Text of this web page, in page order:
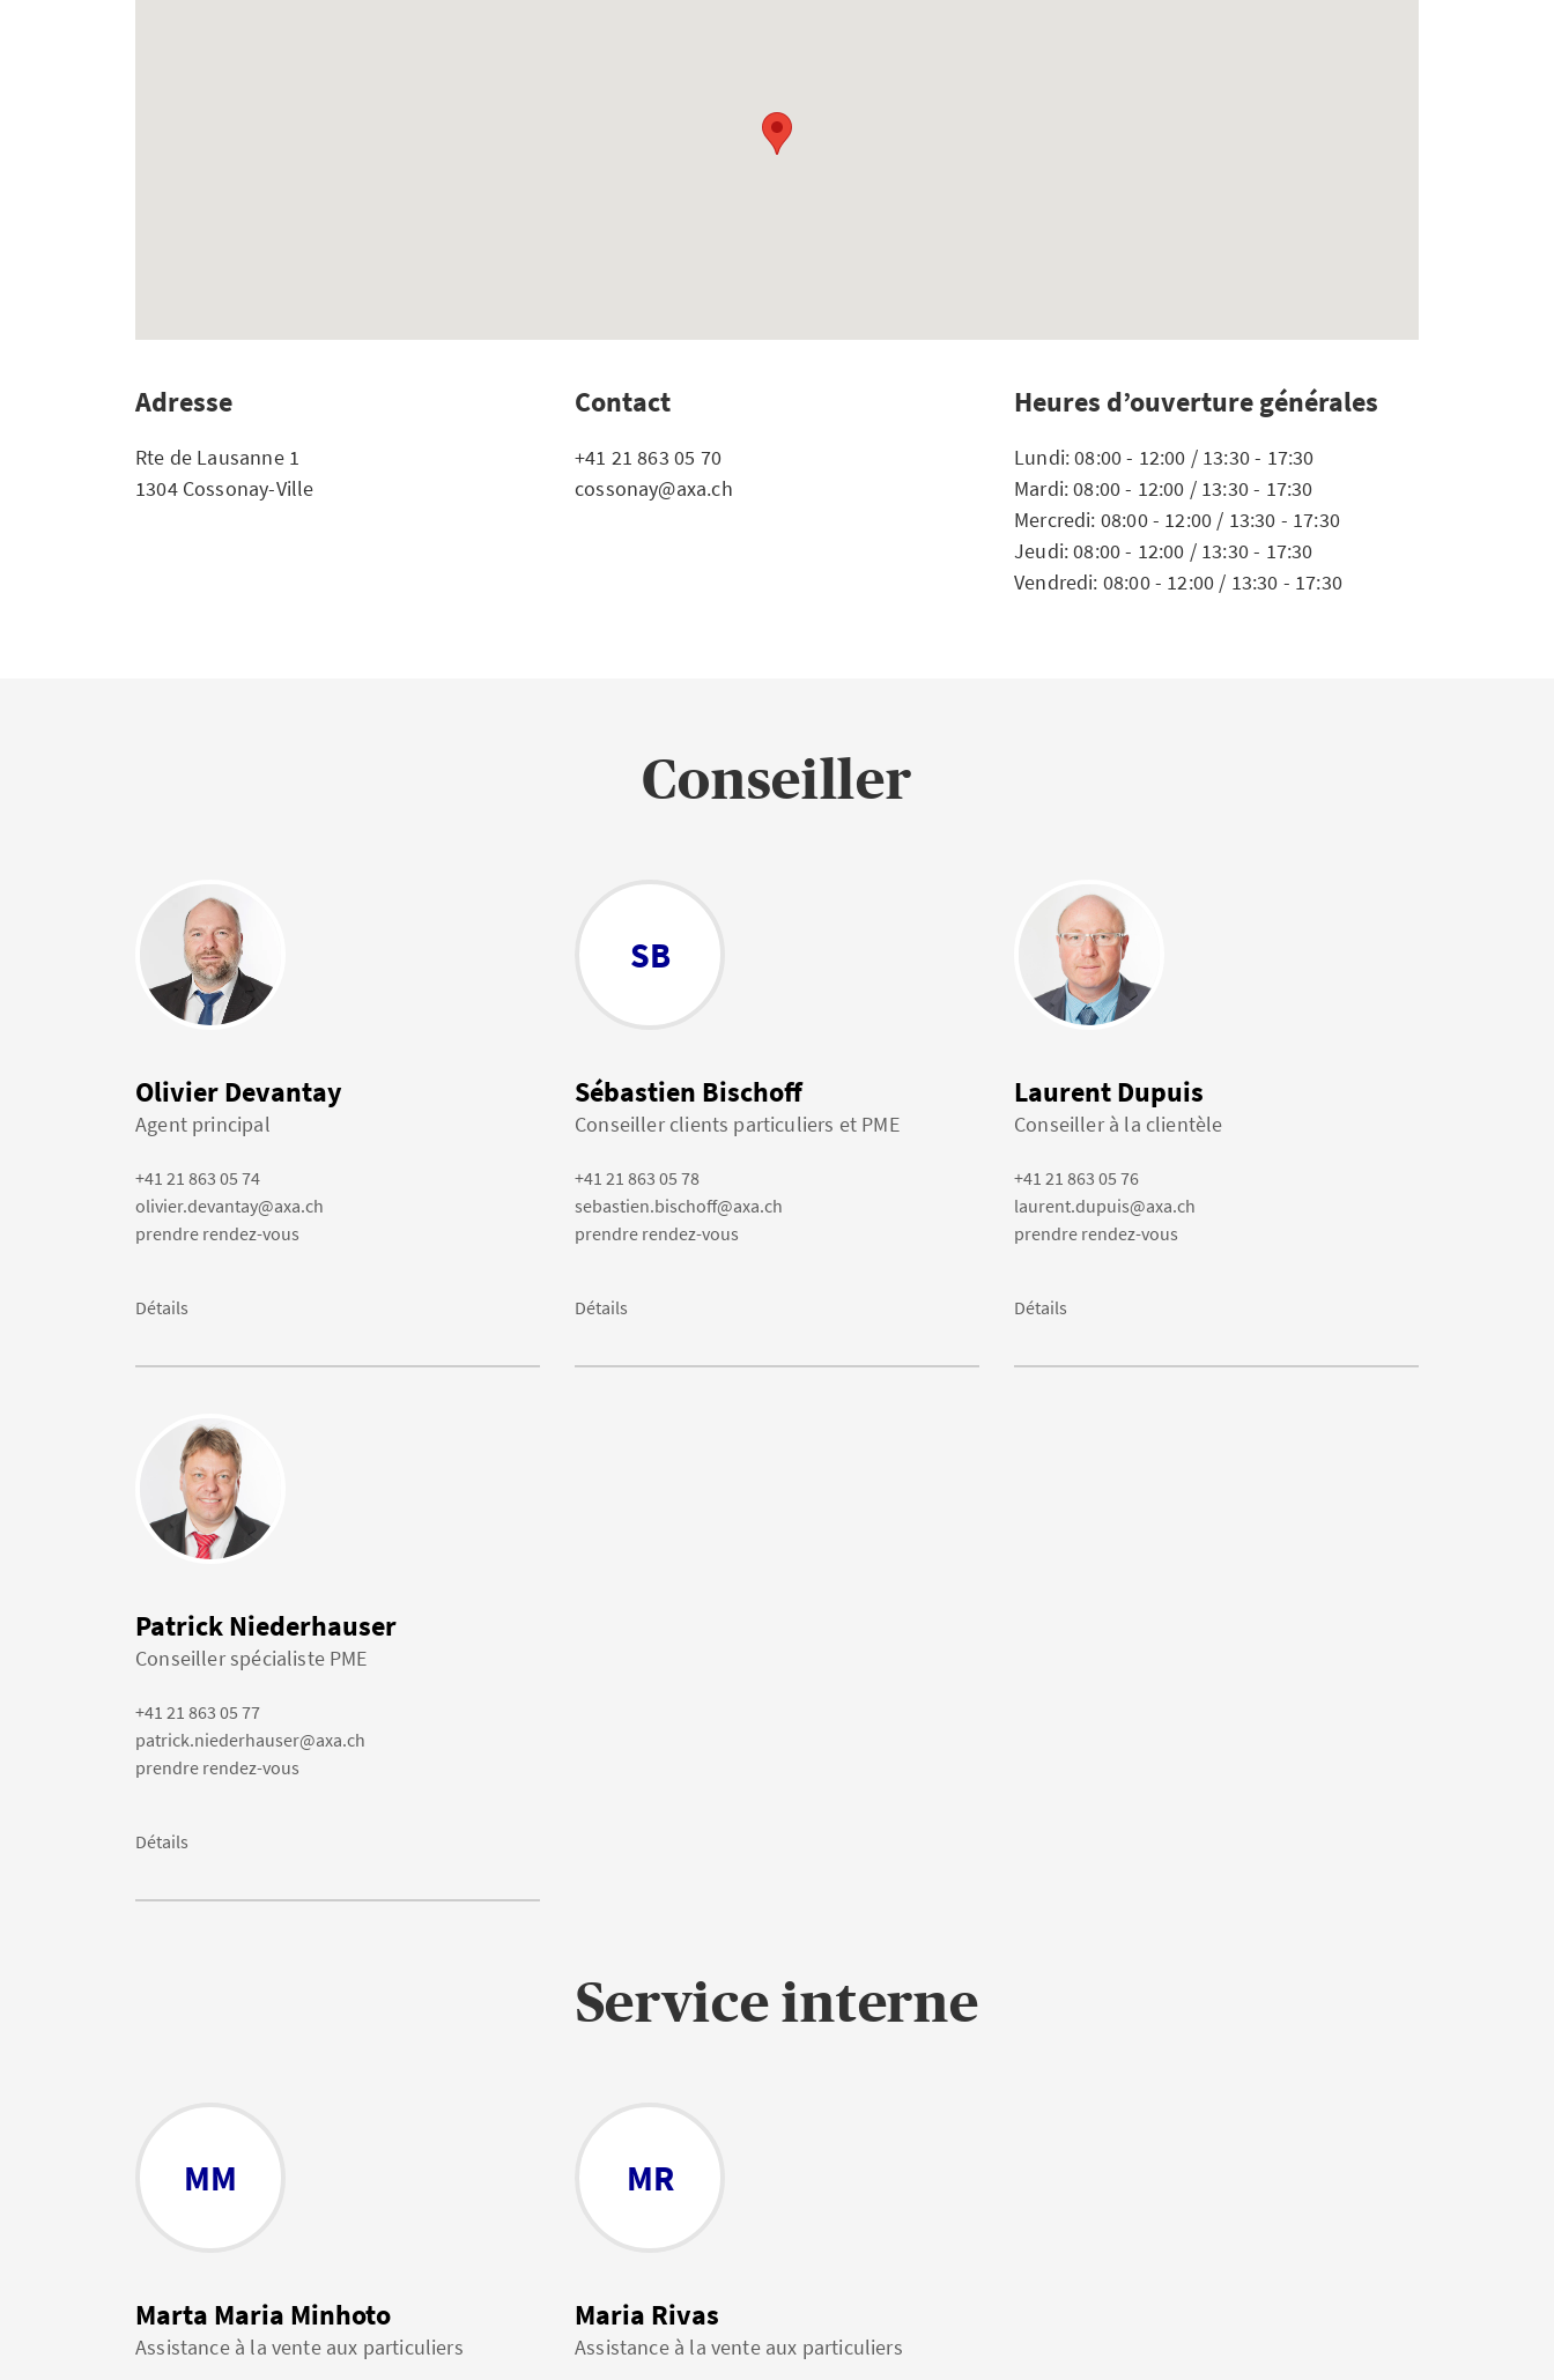
Adresse
Rte de Lausanne 1
1304 Cossonay-Ville
Contact
+41 21 863 05 70
cossonay@axa.ch
Heures d’ouverture générales
Lundi: 08:00 - 12:00 / 13:30 - 17:30
Mardi: 08:00 - 12:00 / 13:30 - 17:30
Mercredi: 08:00 - 12:00 / 13:30 - 17:30
Jeudi: 08:00 - 12:00 / 13:30 - 17:30
Vendredi: 08:00 - 12:00 / 13:30 - 17:30
Conseiller
Olivier Devantay
Agent principal
+41 21 863 05 74
olivier.devantay@axa.ch
prendre rendez-vous
Détails
SB
Sébastien Bischoff
Conseiller clients particuliers et PME
+41 21 863 05 78
sebastien.bischoff@axa.ch
prendre rendez-vous
Détails
Laurent Dupuis
Conseiller à la clientèle
+41 21 863 05 76
laurent.dupuis@axa.ch
prendre rendez-vous
Détails
Patrick Niederhauser
Conseiller spécialiste PME
+41 21 863 05 77
patrick.niederhauser@axa.ch
prendre rendez-vous
Détails
Service interne
MM
Marta Maria Minhoto
Assistance à la vente aux particuliers
MR
Maria Rivas
Assistance à la vente aux particuliers